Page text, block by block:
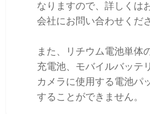
なりますので、詳しくは
会社にお問い合わせくだ
また、リチウム電池単体
充電池、モバイルバッテ
カメラに使用する電池パ
することができません。